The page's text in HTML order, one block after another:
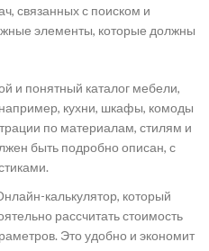
связанных с поиском и
элементы, которые должны
и понятный каталог мебели,
кухни, шкафы, комоды
по материалам, стилям и
быть подробно описан, с
калькулятор, который
рассчитать стоимость
Это удобно и экономит